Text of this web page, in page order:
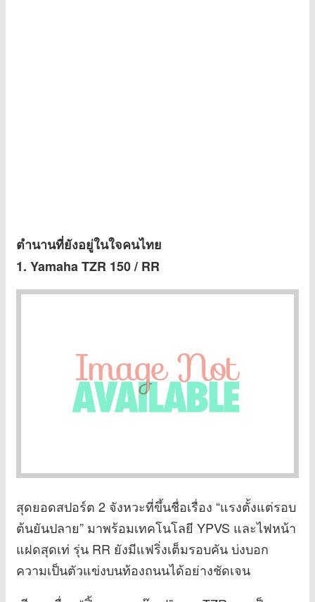
ตำนานที่ยังอยู่ในใจคนไทย
1. Yamaha TZR 150 / RR
สุดยอดสปอร์ต 2 จังหวะที่ขึ้นชื่อเรื่อง “แรงตั้งแต่รอบ
ต้นยันปลาย” มาพร้อมเทคโนโลยี YPVS และไฟหน้า
แฝดสุดเท่ รุ่น RR ยังมีแฟริ่งเต็มรอบคัน บ่งบอก
ความเป็นตัวแข่งบนท้องถนนได้อย่างชัดเจน